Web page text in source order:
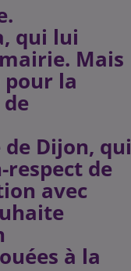
qui lui
Mais
pour la
Dijon, qui
respect de
avec
à la